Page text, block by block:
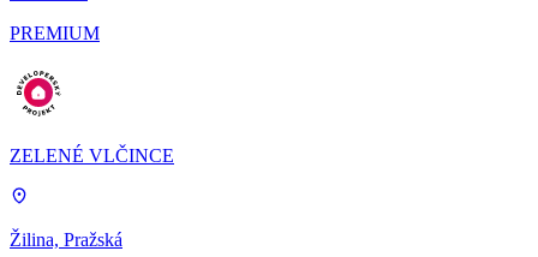
PREMIUM
ZELENÉ VLČINCE
Žilina, Pražská